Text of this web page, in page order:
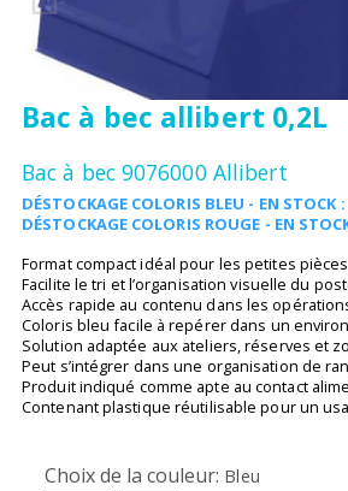
Bac à bec allibert 0,2L
Bac à bec 9076000 Allibert
DÉSTOCKAGE COLORIS BLEU - EN STOCK
DÉSTOCKAGE COLORIS ROUGE - EN
Format compact idéal pour les petites
Facilite le tri et l’organisation visuelle du
Accès rapide au contenu dans les
Coloris bleu facile à repérer dans un
Solution adaptée aux ateliers, réserves et
Peut s’intégrer dans une organisation de
Produit indiqué comme apte au contact
Contenant plastique réutilisable pour un
Choix de la couleur Bleu